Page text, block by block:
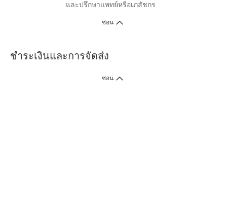
และปรึกษาแพทย์หรือเภสัชกร
ซ่อน
ชำระเงินและการจัดส่ง
ซ่อน